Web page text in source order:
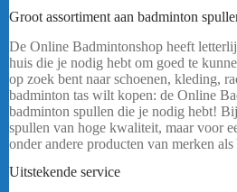
Groot assortiment aan badminton
De Online Badmintonshop heeft
huis die je nodig hebt om goed te
op zoek bent naar schoenen, kleding,
badminton tas wilt kopen: de Online
badminton spullen die je nodig hebt!
spullen van hoge kwaliteit, maar voor
onder andere producten van merken
Uitstekende service